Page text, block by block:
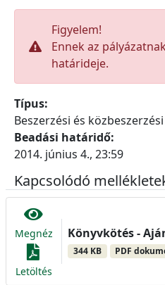
Figyelem!
Ennek az
határideje.
Típus:
Beszerzési és
Beadási határidő:
2014. június 4., 23:59
Kapcsolódó
Megnéz
Letöltés
Könyvkötés -
344 KB PDF